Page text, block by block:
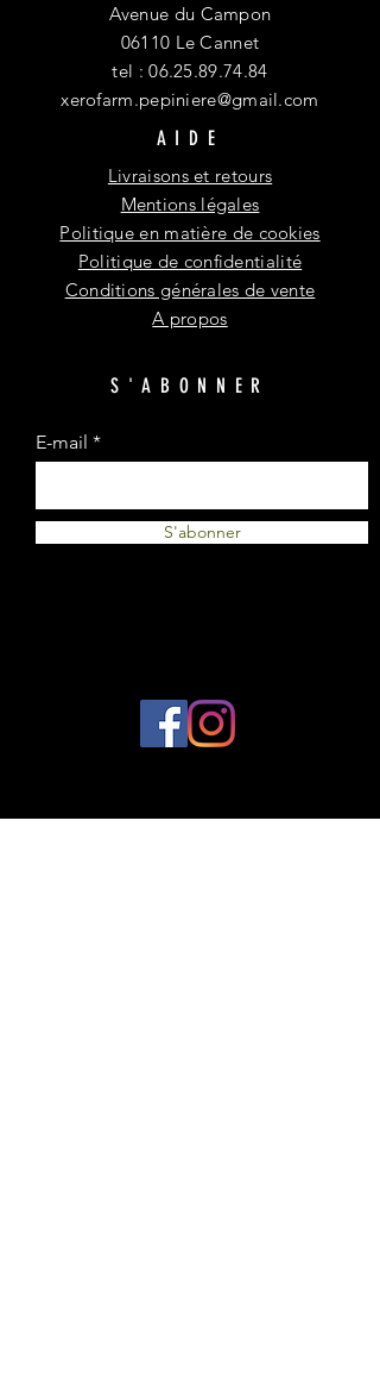
Avenue du Campon
06110 Le Cannet
tel :06.25.89.74.84
xerofarm.pepiniere@gmail.com
AIDE
Livraisons et retours
Mentions légales
Politique en matière de cookies
Politique de confidentialité
Conditions générales de vente
A propos
S'ABONNER
E-mail
S'abonner